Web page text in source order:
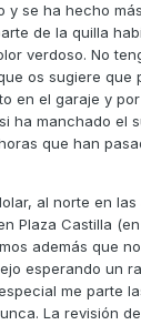
y se ha hecho
de la quilla
verdoso. No
os sugiere que
en el garaje y
ha manchado el
que han
al norte en
Plaza Castilla
además que
esperando un
me parte
La revisión